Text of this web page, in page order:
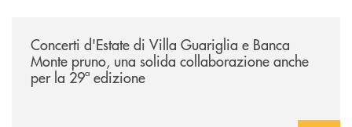
Concerti d'Estate di Villa Guariglia e Banca
Monte pruno, una solida collaborazione anche
per la 29ª edizione